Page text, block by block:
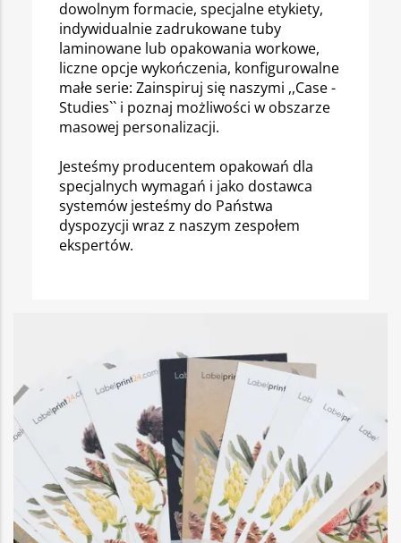
dowolnym formacie, specjalne etykiety,
indywidualnie zadrukowane tuby
laminowane lub opakowania workowe,
liczne opcje wykończenia, konfigurowalne
małe serie: Zainspiruj się naszymi ,,Case -
Studies`` i poznaj możliwości w obszarze
masowej personalizacji.
Jesteśmy producentem opakowań dla
specjalnych wymagań i jako dostawca
systemów jesteśmy do Państwa
dyspozycji wraz z naszym zespołem
ekspertów.